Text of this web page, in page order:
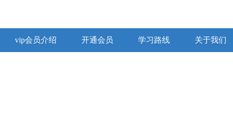
vip会员介绍 开通会员 学习路线 关于我们